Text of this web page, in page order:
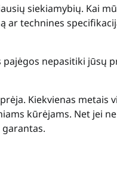
siekiamybių. Kai
ar technines
nepasitiki jūsų
Kiekvienas metais
kūrėjams. Net jei